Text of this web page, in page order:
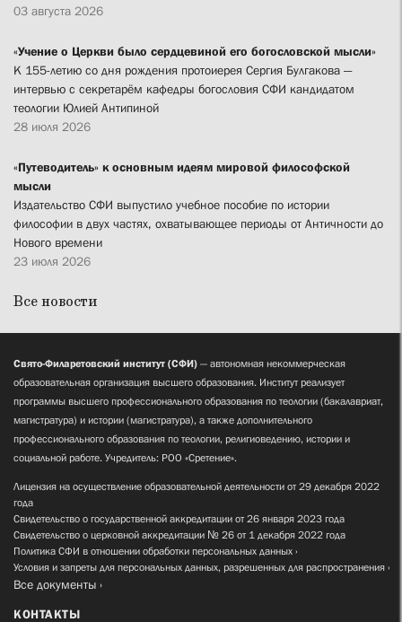
03 августа 2026
«Учение о Церкви было сердцевиной его богословской мысли»
К 155-летию со дня рождения протоиерея Сергия Булгакова —
интервью с секретарём кафедры богословия СФИ кандидатом
теологии Юлией Антипиной
28 июля 2026
«Путеводитель» к основным идеям мировой философской
мысли
Издательство СФИ выпустило учебное пособие по истории
философии в двух частях, охватывающее периоды от Античности до
Нового времени
23 июля 2026
Все новости
Свято-Филаретовский институт (СФИ) — автономная некоммерческая
образовательная организация высшего образования. Институт реализует
программы высшего профессионального образования по теологии (бакалавриат,
магистратура) и истории (магистратура), а также дополнительного
профессионального образования по теологии, религиоведению, истории и
социальной работе. Учредитель: РОО «Сретение».
Лицензия на осуществление образовательной деятельности от 29 декабря 2022
года
Свидетельство о государственной аккредитации от 26 января 2023 года
Свидетельство о церковной аккредитации № 26 от 1 декабря 2022 года
Политика СФИ в отношении обработки персональных данных
Условия и запреты для персональных данных, разрешенных для распространения
Все документы
КОНТАКТЫ